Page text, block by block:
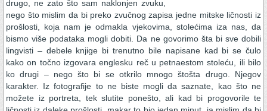
drugo, ne zato što sam naklonjen zvuku,
nego što mislim da bi preko zvučnog zapisa jedne mitske ličnosti iz
prošlosti, koja nam je odmakla vjekovima, stolećima iza nas, da
bismo više podataka mogli dobiti. Da ne govorimo šta bi sve dobili
lingvisti – debele knjige bi trenutno bile napisane kad bi se čulo
kako on točno izgovara englesku reč u petnaestom stoleću, ili bilo
ko drugi – nego što bi se otkrilo mnogo štošta drugo. Njegov
karakter. Iz fotografije to ne biste mogli da saznate, kao što ne
možete iz portreta, tek slutite ponešto, ali kad bi progovorile te